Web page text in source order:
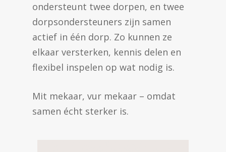
ondersteunt twee dorpen, en twee
dorpsondersteuners zijn samen
actief in één dorp. Zo kunnen ze
elkaar versterken, kennis delen en
flexibel inspelen op wat nodig is.
Mit mekaar, vur mekaar – omdat
samen écht sterker is.